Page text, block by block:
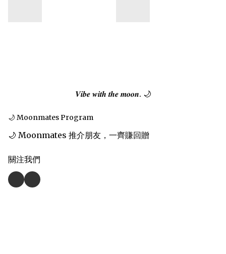
𝑽𝒊𝒃𝒆 𝒘𝒊𝒕𝒉 𝒕𝒉𝒆 𝒎𝒐𝒐𝒏. 🌙
🌙 Moonmates Program
🌙 Moonmates 推介朋友，一齊賺回贈
關注我們